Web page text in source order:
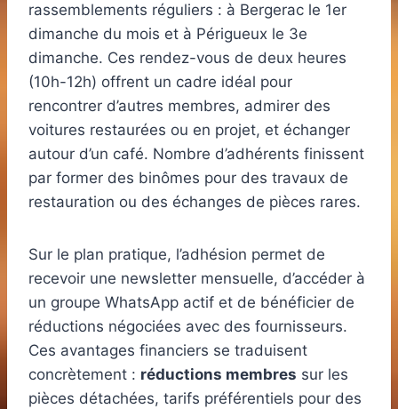
rassemblements réguliers : à Bergerac le 1er
dimanche du mois et à Périgueux le 3e
dimanche. Ces rendez-vous de deux heures
(10h-12h) offrent un cadre idéal pour
rencontrer d’autres membres, admirer des
voitures restaurées ou en projet, et échanger
autour d’un café. Nombre d’adhérents finissent
par former des binômes pour des travaux de
restauration ou des échanges de pièces rares.
Sur le plan pratique, l’adhésion permet de
recevoir une newsletter mensuelle, d’accéder à
un groupe WhatsApp actif et de bénéficier de
réductions négociées avec des fournisseurs.
Ces avantages financiers se traduisent
concrètement : réductions membres sur les
pièces détachées, tarifs préférentiels pour des